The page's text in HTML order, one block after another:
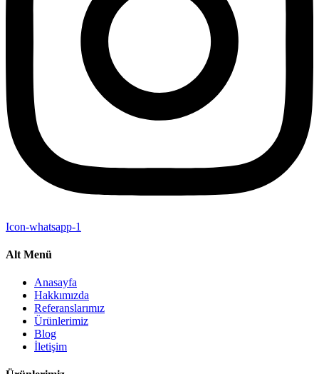
Icon-whatsapp-1
Alt Menü
Anasayfa
Hakkımızda
Referanslarımız
Ürünlerimiz
Blog
İletişim